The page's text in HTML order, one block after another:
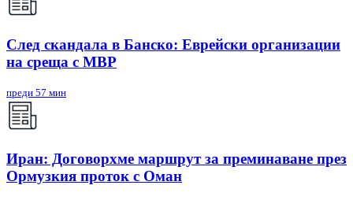
След скандала в Банско: Eврейски организации
на среща с МВР
преди 57 мин
Иран: Договорхме маршрут за преминаване през
Ормузкия проток с Оман